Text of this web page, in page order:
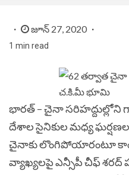
జూన్ 27, 2020
1 min read
భార‌త్ – చైనా
దేశాల సైనికుల మ‌ధ్య
చైనాకు లొంగిపోయారంటూ
వ్యాఖ్య‌ల‌పై ఎన్సీపీ చీఫ్ శ‌ర‌ద్